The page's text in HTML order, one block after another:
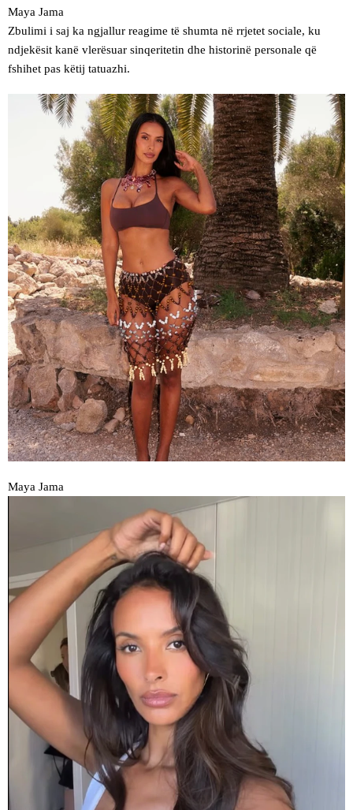
Maya Jama
Zbulimi i saj ka ngjallur reagime të shumta në rrjetet sociale, ku
ndjekësit kanë vlerësuar sinqeritetin dhe historinë personale që
fshihet pas këtij tatuazhi.
Maya Jama